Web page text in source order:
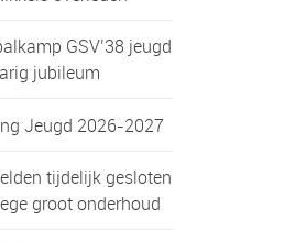
GSV’38 jeugd
jubileum
Jeugd 2026-2027
tijdelijk gesloten
groot onderhoud